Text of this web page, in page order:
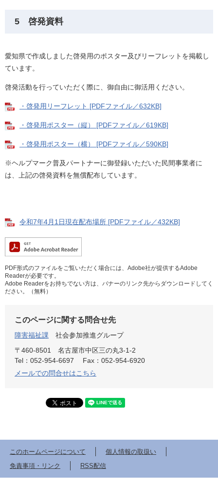
5 啓発資料
愛知県で作成しました啓発用のポスター及びリーフレットを掲載し
ています。
啓発活動を行っていただく際に、御自由に御活用ください。
・啓発用リーフレット [PDFファイル／632KB]
・啓発用ポスター（縦） [PDFファイル／619KB]
・啓発用ポスター（横） [PDFファイル／590KB]
※ヘルプマーク普及パートナーに御登録いただいた民間事業者に
は、上記の啓発資料を無償配布しています。
令和7年4月1日現在配布場所 [PDFファイル／432KB]
PDF形式のファイルをご覧いただく場合には、Adobe社が提供するAdobe
Readerが必要です。
Adobe Readerをお持ちでない方は、バナーのリンク先からダウンロードしてく
ださい。（無料）
このページに関する問合せ先
障害福祉課
社会参加推進グループ
〒460-8501
名古屋市中区三の丸3-1-2
Tel：052-954-6697
Fax：052-954-6920
メールでの問合せはこちら
このホームページについて
個人情報の取扱い
免責事項・リンク
RSS配信